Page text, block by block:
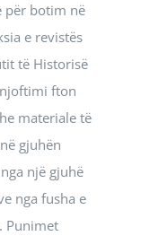
për botim në
e revistës
të Historisë
fton
materiale të
gjuhën
një gjuhë
nga fusha e
Punimet